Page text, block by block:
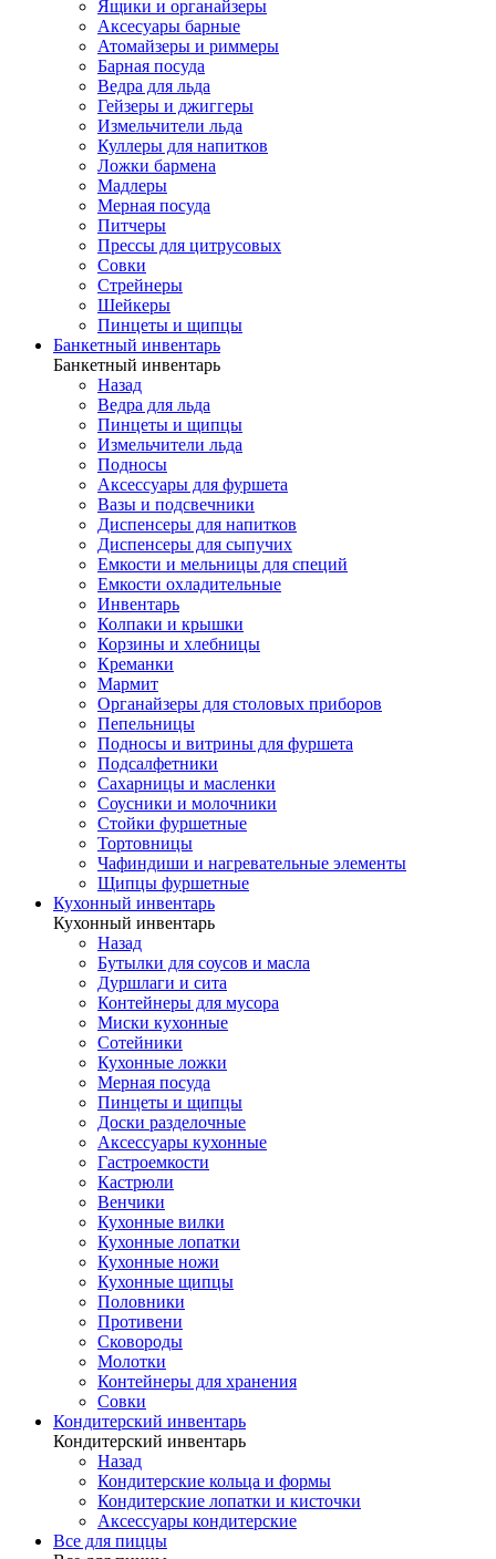
Ящики и органайзеры
Аксесуары барные
Атомайзеры и риммеры
Барная посуда
Ведра для льда
Гейзеры и джиггеры
Измельчители льда
Куллеры для напитков
Ложки бармена
Мадлеры
Мерная посуда
Питчеры
Прессы для цитрусовых
Совки
Стрейнеры
Шейкеры
Пинцеты и щипцы
Банкетный инвентарь
Банкетный инвентарь
Назад
Ведра для льда
Пинцеты и щипцы
Измельчители льда
Подносы
Аксессуары для фуршета
Вазы и подсвечники
Диспенсеры для напитков
Диспенсеры для сыпучих
Емкости и мельницы для специй
Емкости охладительные
Инвентарь
Колпаки и крышки
Корзины и хлебницы
Креманки
Мармит
Органайзеры для столовых приборов
Пепельницы
Подносы и витрины для фуршета
Подсалфетники
Сахарницы и масленки
Соусники и молочники
Стойки фуршетные
Тортовницы
Чафиндиши и нагревательные элементы
Щипцы фуршетные
Кухонный инвентарь
Кухонный инвентарь
Назад
Бутылки для соусов и масла
Дуршлаги и сита
Контейнеры для мусора
Миски кухонные
Сотейники
Кухонные ложки
Мерная посуда
Пинцеты и щипцы
Доски разделочные
Аксессуары кухонные
Гастроемкости
Кастрюли
Венчики
Кухонные вилки
Кухонные лопатки
Кухонные ножи
Кухонные щипцы
Половники
Противени
Сковороды
Молотки
Контейнеры для хранения
Совки
Кондитерский инвентарь
Кондитерский инвентарь
Назад
Кондитерские кольца и формы
Кондитерские лопатки и кисточки
Аксессуары кондитерские
Все для пиццы